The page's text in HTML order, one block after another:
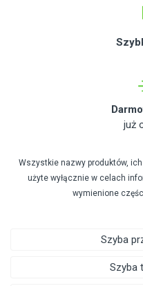
już
Wszystkie nazwy produktów,
użyte wyłącznie w celach
wymienione
Szyba
Szyba